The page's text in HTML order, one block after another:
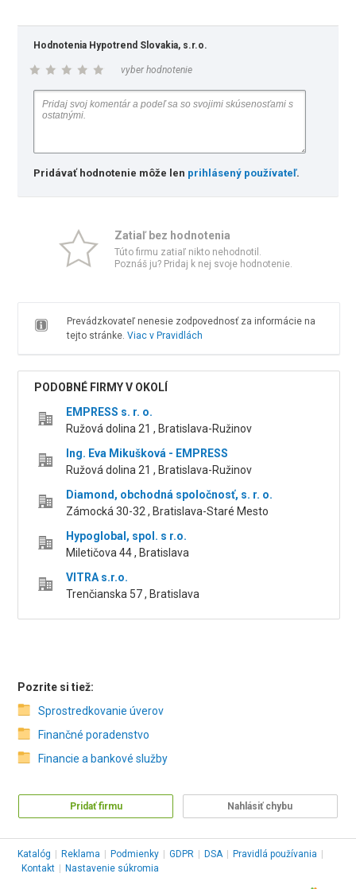
Hodnotenia Hypotrend Slovakia, s.r.o.
vyber hodnotenie
Pridávať hodnotenie môže len prihlásený používateľ.
Zatiaľ bez hodnotenia
Túto firmu zatiaľ nikto nehodnotil.
Poznáš ju? Pridaj k nej svoje hodnotenie.
Prevádzkovateľ nenesie zodpovednosť za informácie na
tejto stránke. Viac v Pravidlách
PODOBNÉ FIRMY V OKOLÍ
EMPRESS s. r. o.
Ružová dolina 21 , Bratislava-Ružinov
Ing. Eva Mikušková - EMPRESS
Ružová dolina 21 , Bratislava-Ružinov
Diamond, obchodná spoločnosť, s. r. o.
Zámocká 30-32 , Bratislava-Staré Mesto
Hypoglobal, spol. s r.o.
Miletičova 44 , Bratislava
VITRA s.r.o.
Trenčianska 57 , Bratislava
Pozrite si tiež:
Sprostredkovanie úverov
Finančné poradenstvo
Financie a bankové služby
Pridať firmu Nahlásiť chybu
Katalóg Reklama Podmienky GDPR DSA Pravidlá používania
Kontakt
Nastavenie súkromia